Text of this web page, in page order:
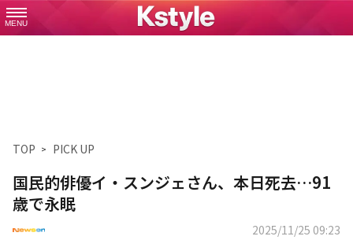
MENU
TOP PICK UP
国民的俳優イ・スンジェさん、本日死去…91
歳で永眠
2025/11/25 09:23